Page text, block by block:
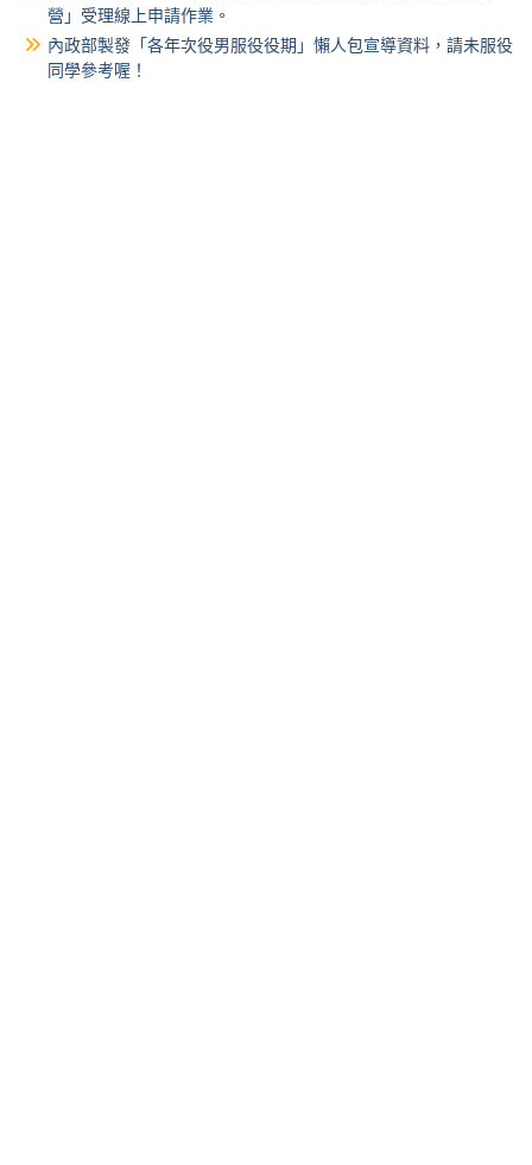
營」受理線上申請作業。
內政部製發「各年次役男服役役期」懶人包宣導資料，請未服役
同學參考喔！